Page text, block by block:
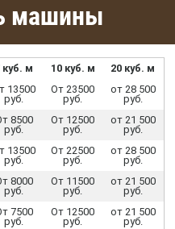
машины
куб. м 10 куб. м
20 куб. м
13500
руб.
От 23500
руб.
от 28 500
руб.
8500
руб.
От 12500
руб.
от 21 500
руб.
13500
руб.
От 22500
руб.
от 28 500
руб.
8000
руб.
От 11500
руб.
от 21 500
руб.
7500
руб.
От 12500
руб.
от 21 500
руб.